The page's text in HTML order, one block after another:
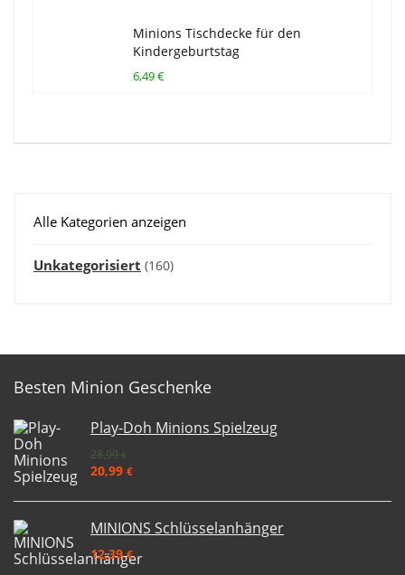
Minions Tischdecke für den
Kindergeburtstag
6,49 €
Alle Kategorien anzeigen
Unkategorisiert (160)
Besten Minion Geschenke
Play-Doh Minions Spielzeug
28,99€
20,99 €
MINIONS Schlüsselanhänger
12,39€